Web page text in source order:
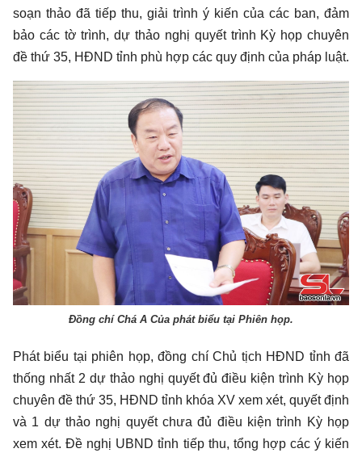
soạn thảo đã tiếp thu, giải trình ý kiến của các ban, đảm
bảo các tờ trình, dự thảo nghị quyết trình Kỳ họp chuyên
đề thứ 35, HĐND tỉnh phù hợp các quy định của pháp luật.
Đồng chí Chá A Của phát biểu tại Phiên họp.
Phát biểu tại phiên họp, đồng chí Chủ tịch HĐND tỉnh đã
thống nhất 2 dự thảo nghị quyết đủ điều kiện trình Kỳ họp
chuyên đề thứ 35, HĐND tỉnh khóa XV xem xét, quyết định
và 1 dự thảo nghị quyết chưa đủ điều kiện trình Kỳ họp
xem xét. Đề nghị UBND tỉnh tiếp thu, tổng hợp các ý kiến